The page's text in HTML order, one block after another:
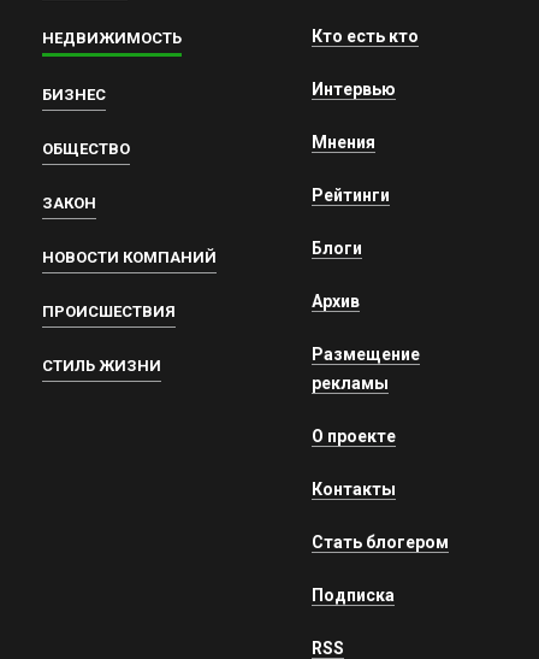
НЕДВИЖИМОСТЬ
БИЗНЕС
ОБЩЕСТВО
ЗАКОН
НОВОСТИ КОМПАНИЙ
ПРОИСШЕСТВИЯ
СТИЛЬ ЖИЗНИ
Кто есть кто
Интервью
Мнения
Рейтинги
Блоги
Архив
Размещение
рекламы
О проекте
Контакты
Стать блогером
Подписка
RSS